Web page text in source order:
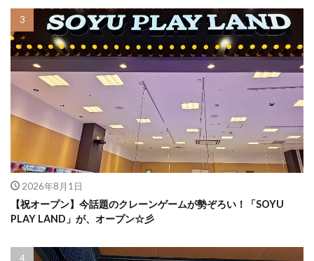
2026年8月1日
【祝オープン】今話題のクレーンゲームが勢ぞろい！「SOYU
PLAY LAND」が、オープン☆彡